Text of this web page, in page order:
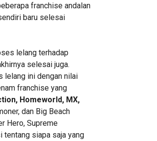
franchise andalan
baru selesai
lelang terhadap
selesai juga.
lelang ini dengan nilai
franchise yang
Homeworld, MX,
dan Big Beach
Hero, Supreme
tentang siapa saja yang